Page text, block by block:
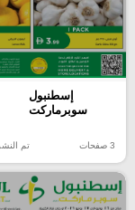
إسطنبول
سوبرماركت
3 صفحات تم النشر